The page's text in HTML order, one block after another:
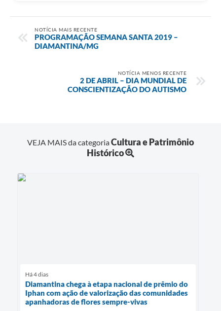
NOTÍCIA MAIS RECENTE
PROGRAMAÇÃO SEMANA SANTA 2019 –
DIAMANTINA/MG
NOTÍCIA MENOS RECENTE
2 DE ABRIL – DIA MUNDIAL DE
CONSCIENTIZAÇÃO DO AUTISMO
VEJA MAIS da categoriaCultura e Patrimônio
Histórico
Há 4 dias
Diamantina chega à etapa nacional de prêmio do
Iphan com ação de valorização das comunidades
apanhadoras de flores sempre-vivas